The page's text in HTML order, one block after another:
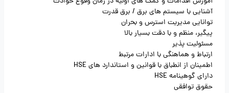
آشنایی با سیستم های برق / برق قدرت
توانایی مدیریت استرس و بحران
پیگیر، منظم و با دقت بسیار بالا
مسئولیت پذیر
ارتباط و هماهنگی با ادارات مرتبط
اطمینان از انطباق با قوانین و استاندارد های HSE
دارای گوهینامه HSE
حقوق توافقی